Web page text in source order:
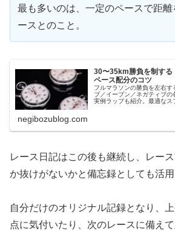
最も多いのは、一定のペースで距
ースとのこと。
30〜35km勝負を制する
ペース配分のコツ
フルマラソンの勝負を左右す
ブ／イーブン／ネガティブの
実例ラップも紹介。最適なス
negibozublog.com
レース日記はこの後も継続し、レー
か抜けがないかと備忘録としても活用
自分だけのオリジナル記録となり、
点に気付いたり、次のレースに備え